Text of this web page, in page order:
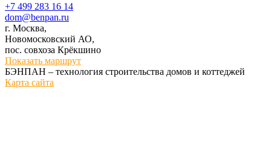
+7 499 283 16 14
dom@benpan.ru
г. Москва,
Новомосковский АО,
пос. совхоза Крёкшино
Показать маршрут
БЭНПАН – технология строительства домов и коттеджей
Карта сайта